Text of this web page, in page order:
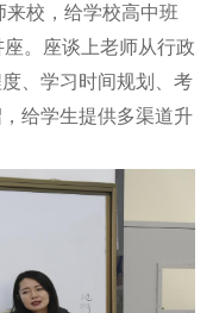
校，给学校高中班
。座谈上老师从行政
、学习时间规划、考
给学生提供多渠道升